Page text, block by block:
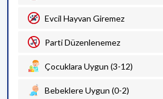
Evcil Hayvan Giremez
Parti Düzenlenemez
Çocuklara Uygun (3-12)
Bebeklere Uygun (0-2)